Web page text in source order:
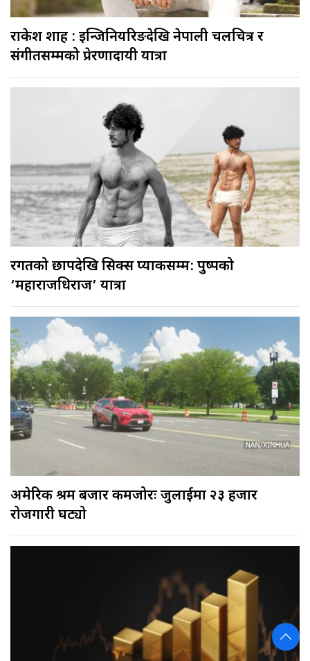
राकेश शाह : इन्जिनियरिङदेखि नेपाली चलचित्र र
संगीतसम्मको प्रेरणादायी यात्रा
रगतको छापदेखि सिक्स प्याकसम्म: पुष्पको
‘महाराजधिराज’ यात्रा
अमेरिकी श्रम बजार कमजोरः जुलाईमा २३ हजार
रोजगारी घट्यो